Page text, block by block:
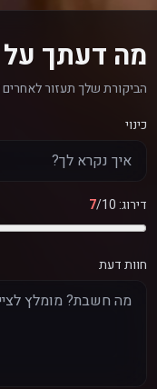
מה דעתך על
הביקורת שלך תעזור
כינוי
דירוג: 7/10
חוות דעת